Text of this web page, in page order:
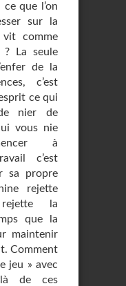
ce que l’on
sur la
comme
? La seule
de la
c’est
ce qui
nier de
vous nie
à
c’est
sa propre
rejette
rejette la
que la
maintenir
Comment
jeu » avec
de ces